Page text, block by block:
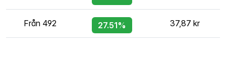
Från 492 27.51% 37,87 kr